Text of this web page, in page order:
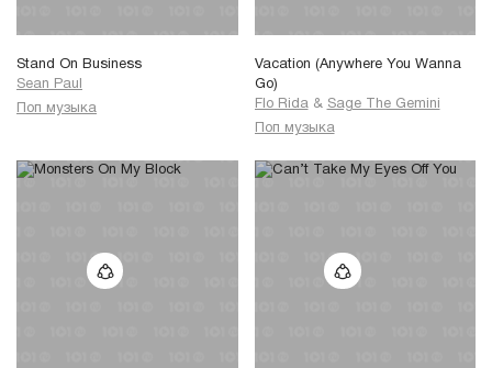
Stand On Business
Sean Paul
Поп музыка
Vacation (Anywhere You Wanna
Go)
Flo Rida & Sage The Gemini
Поп музыка